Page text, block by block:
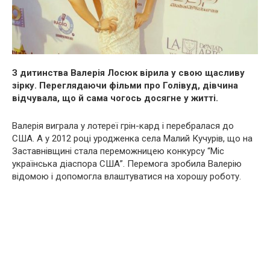
З дитинства Валерія Лосюк вірила у свою щасливу
зірку. Переглядаючи фільми про Голівуд, дівчина
відчувала, що й сама чогось досягне у житті.
Валерія виграла у лотереї грін-кард і перебралася до
США. А у 2012 році уродженка села Малий Кучурів, що на
Заставнівщині стала переможницею конкурсу “Міс
українська діаспора США”. Перемога зробила Валерію
відомою і допомогла влаштуватися на хорошу роботу.